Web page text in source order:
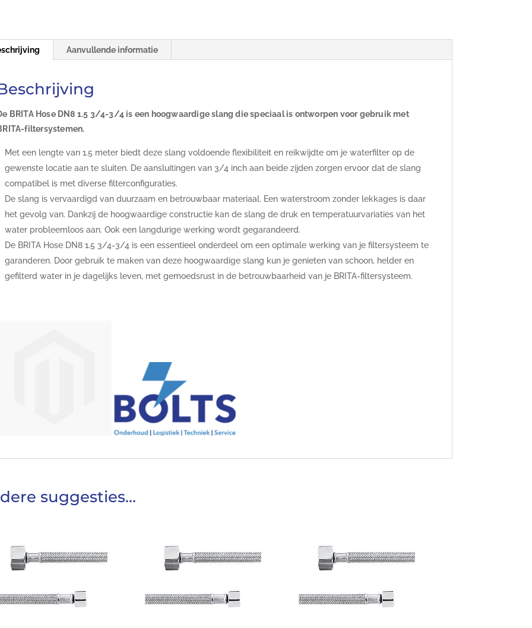
Aanvullende informatie
BRITA Hose DN8 1.5 3/4-3/4 is een hoogwaardige slang die speciaal is ontworpen voor gebruik met
filtersystemen.
Met een lengte van 1.5 meter biedt deze slang voldoende flexibiliteit en reikwijdte om je waterfilter op de
gewenste locatie aan te sluiten. De aansluitingen van 3/4 inch aan beide zijden zorgen ervoor dat de slang
compatibel is met diverse filterconfiguraties.
De slang is vervaardigd van duurzaam en betrouwbaar materiaal. Een waterstroom zonder lekkages is daar
het gevolg van. Dankzij de hoogwaardige constructie kan de slang de druk en temperatuurvariaties van het
water probleemloos aan. Ook een langdurige werking wordt gegarandeerd.
De BRITA Hose DN8 1.5 3/4-3/4 is een essentieel onderdeel om een optimale werking van je filtersysteem te
garanderen. Door gebruik te maken van deze hoogwaardige slang kun je genieten van schoon, helder en
gefilterd water in je dagelijks leven, met gemoedsrust in de betrouwbaarheid van je BRITA-filtersysteem.
suggesties…